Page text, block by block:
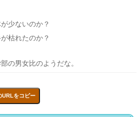
少ないのか？
枯れたのか？
の男女比のようだな。
URLをコピー